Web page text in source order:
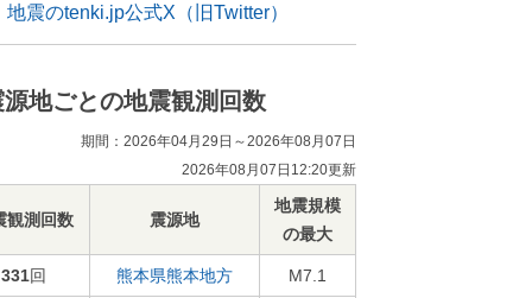
地震のtenki.jp公式X（旧Twitter）
源地ごとの地震観測回数
期間：2026年04月29日～2026年08月07日
2026年08月07日12:20更新
観測回数 震源地
地震規模
の最大
331回 熊本県熊本地方 M7.1